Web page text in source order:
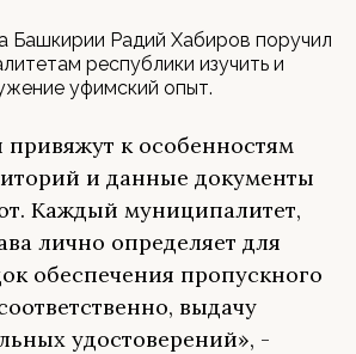
Башкирии Радий Хабиров поручил
республики изучить и
уфимский опыт.
привяжут к особенностям
и данные документы
Каждый муниципалитет,
лично определяет для
обеспечения пропускного
выдачу
удостоверений», -